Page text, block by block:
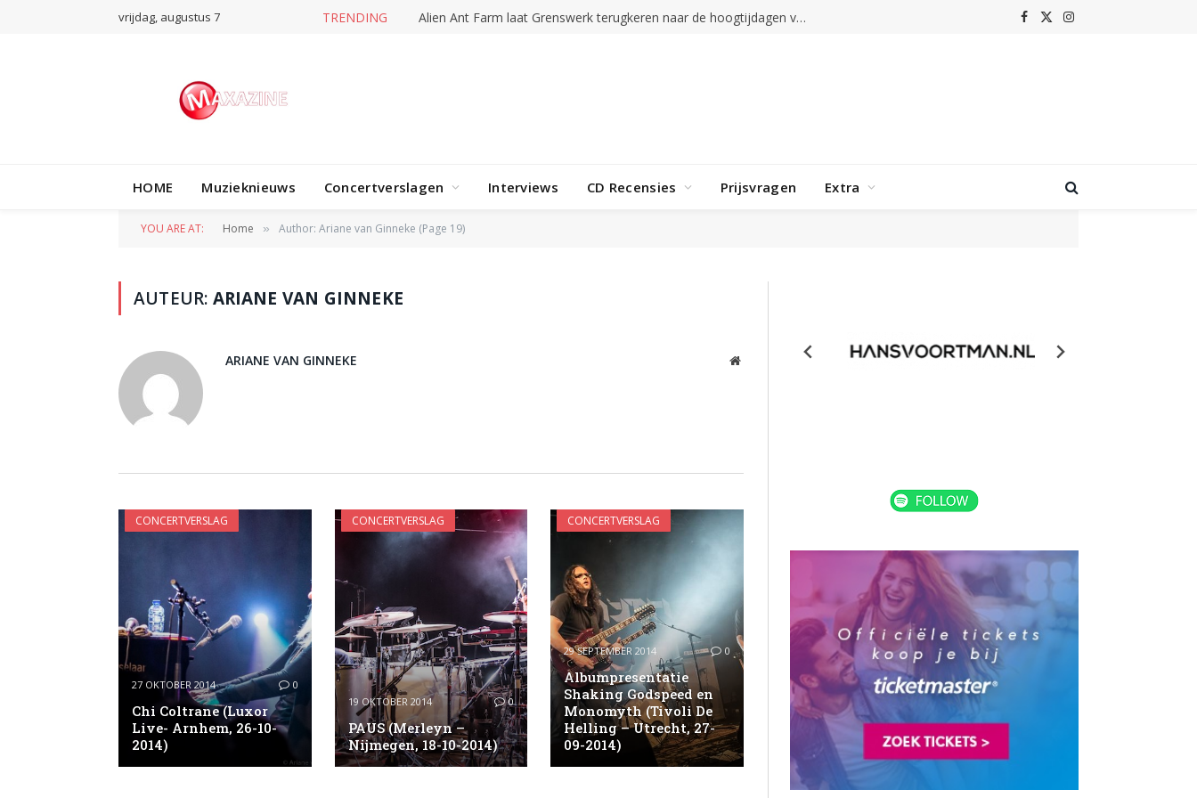
vrijdag, augustus 7 TRENDING Alien Ant Farm laat Grenswerk terugkeren naar de hoogtijdagen van nu-metal Facebook
X
Instagram
HOME Muzieknieuws Concertverslagen Interviews CD Recensies Prijsvragen Extra
YOU ARE AT: Home » Author: Ariane van Ginneke (Page 19)
AUTEUR: ARIANE VAN GINNEKE
ARIANE VAN GINNEKE Website
CONCERTVERSLAG
27 OKTOBER 2014 0
Chi Coltrane (Luxor
Live- Arnhem, 26-10-
2014)
CONCERTVERSLAG
19 OKTOBER 2014 0
PAUS (Merleyn –
Nijmegen, 18-10-2014)
CONCERTVERSLAG
29 SEPTEMBER 2014 0
Albumpresentatie
Shaking Godspeed en
Monomyth (Tivoli De
Helling – Utrecht, 27-
09-2014)